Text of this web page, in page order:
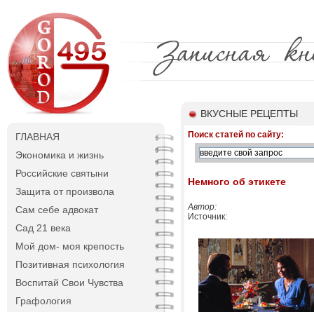
ГЛАВНАЯ
Экономика и жизнь
Российские святыни
Защита от произвола
Сам себе адвокат
Сад 21 века
Мой дом- моя крепость
Позитивная психология
Воспитай Свои Чувства
Графология
ВКУСНЫЕ РЕЦЕПТЫ
Поиск статей по сайту:
Немного об этикете
Автор:
Источник: